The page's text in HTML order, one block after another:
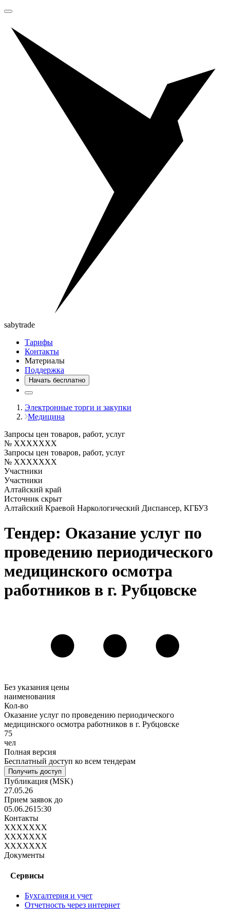
sabytrade
Тарифы
Контакты
Материалы
Поддержка
Начать бесплатно
Электронные торги и закупки
Медицина
Запросы цен товаров, работ, услуг
№ XXXXXXX
Запросы цен товаров, работ, услуг
№ XXXXXXX
Участники
Участники
Алтайский край
Источник скрыт
Алтайский Краевой Наркологический Диспансер, КГБУЗ
Тендер: Оказание услуг по
проведению периодического
медицинского осмотра
работников в г. Рубцовске
Без указания цены
наименования
Кол-во
Оказание услуг по проведению периодического
медицинского осмотра работников в г. Рубцовске
75
чел
Полная версия
Бесплатный доступ ко всем тендерам
Получить доступ
Публикация (MSK)
27.05.26
Прием заявок до
05.06.2615:30
Контакты
XXXXXXX
XXXXXXX
XXXXXXX
Документы
Сервисы
Бухгалтерия и учет
Отчетность через интернет